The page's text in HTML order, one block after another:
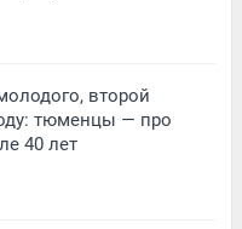
второй
тюменцы — про
40 лет